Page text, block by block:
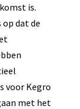
is.
dat de
voor Kegro
met het